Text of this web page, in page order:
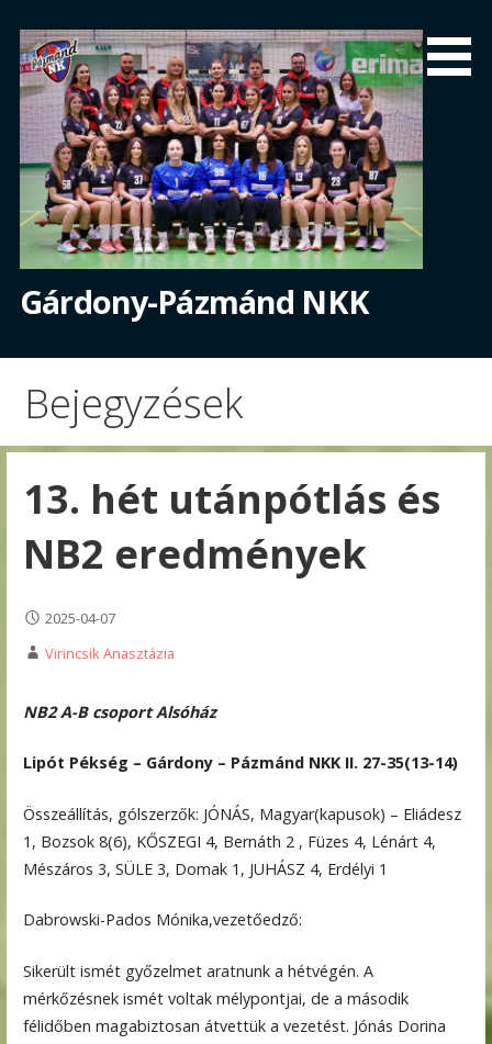
content
Gárdony-Pázmánd NKK
Bejegyzések
13. hét utánpótlás és
NB2 eredmények
2025-04-07
Virincsik Anasztázia
NB2 A-B csoport Alsóház
Lipót Pékség – Gárdony – Pázmánd NKK II. 27-35(13-14)
Összeállítás, gólszerzők: JÓNÁS, Magyar(kapusok) – Eliádesz
1, Bozsok 8(6), KŐSZEGI 4, Bernáth 2 , Füzes 4, Lénárt 4,
Mészáros 3, SÜLE 3, Domak 1, JUHÁSZ 4, Erdélyi 1
Dabrowski-Pados Mónika,vezetőedző:
Sikerült ismét győzelmet aratnunk a hétvégén. A
mérkőzésnek ismét voltak mélypontjai, de a második
félidőben magabiztosan átvettük a vezetést. Jónás Dorina